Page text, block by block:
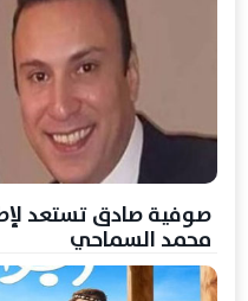
محمد السماحي